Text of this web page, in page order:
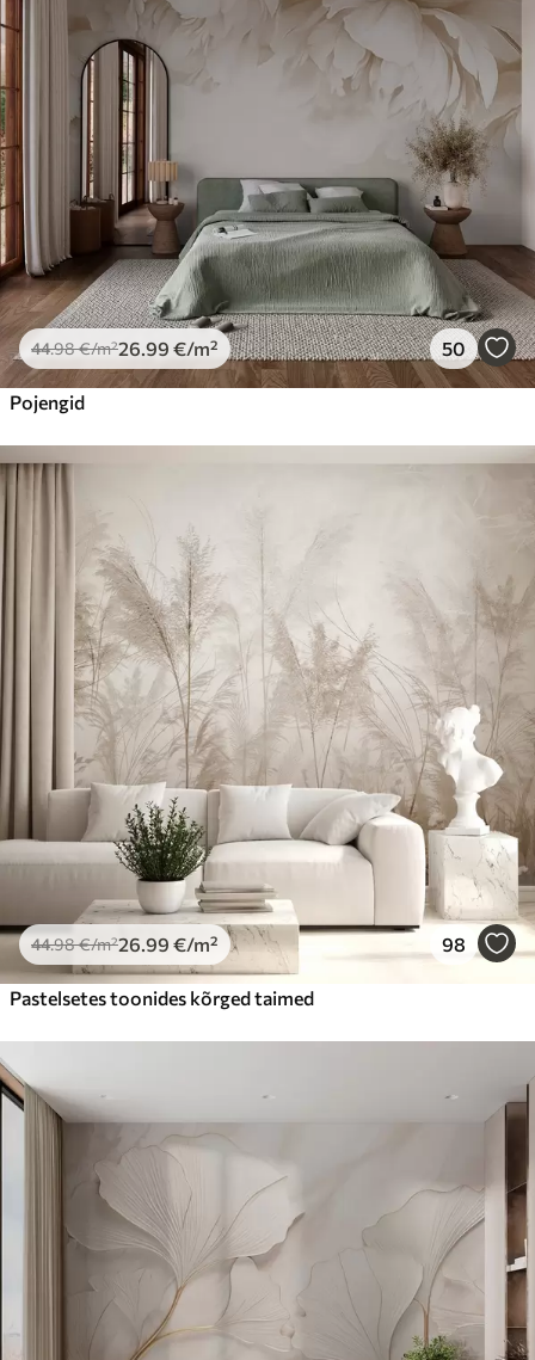
44.98€/m²26 .99 €/m² 50
Pojengid
44.98€/m²26 .99 €/m² 98
Pastelsetes toonides kõrged taimed